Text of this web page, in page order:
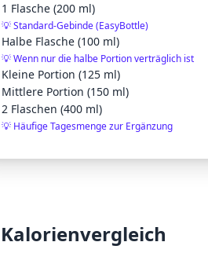
1 Flasche (200 ml)
💡Standard-Gebinde (EasyBottle)
Halbe Flasche (100 ml)
💡Wenn nur die halbe Portion verträglich ist
Kleine Portion (125 ml)
Mittlere Portion (150 ml)
2 Flaschen (400 ml)
💡 Häufige Tagesmenge zur Ergänzung
Kalorienvergleich